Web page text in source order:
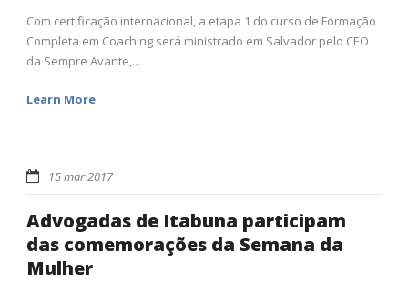
Com certificação internacional, a etapa 1 do curso de Formação
Completa em Coaching será ministrado em Salvador pelo CEO
da Sempre Avante,...
Learn More
15 mar 2017
Advogadas de Itabuna participam
das comemorações da Semana da
Mulher